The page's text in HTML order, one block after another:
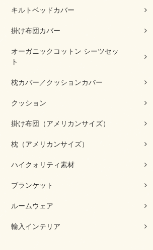
キルトベッドカバー
掛け布団カバー
オーガニックコットン シーツセッ
ト
枕カバー／クッションカバー
クッション
掛け布団（アメリカンサイズ）
枕（アメリカンサイズ）
ハイクォリティ素材
ブランケット
ルームウェア
輸入インテリア